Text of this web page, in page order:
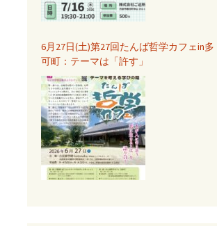
6月27日(土)第27回たんば哲学カフェin多
可町：テーマは「許す」